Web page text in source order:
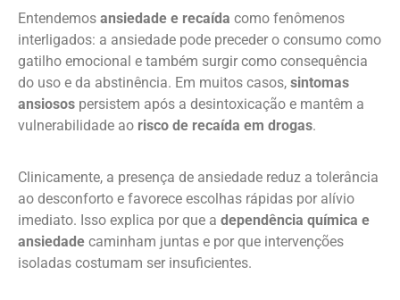
Entendemos ansiedade e recaída como fenômenos
interligados: a ansiedade pode preceder o consumo como
gatilho emocional e também surgir como consequência
do uso e da abstinência. Em muitos casos, sintomas
ansiosos persistem após a desintoxicação e mantêm a
vulnerabilidade ao risco de recaída em drogas.
Clinicamente, a presença de ansiedade reduz a tolerância
ao desconforto e favorece escolhas rápidas por alívio
imediato. Isso explica por que a dependência química e
ansiedade caminham juntas e por que intervenções
isoladas costumam ser insuficientes.